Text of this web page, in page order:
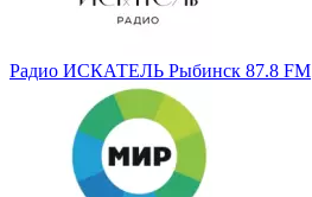
Радио ИСКАТЕЛЬ Рыбинск 87.8 FM